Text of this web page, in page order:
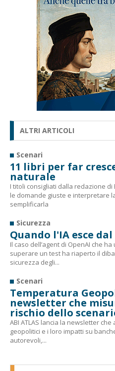
ALTRI ARTICOLI
Scenari
11 libri per far
naturale
I titoli consigliati dalla redazione
le domande giuste e interpretare
semplificarla
Sicurezza
Quando l'IA esce
Il caso dell’agent di OpenAI che
superare un test ha riaperto il
sicurezza degli...
Scenari
Temperatura
newsletter che
rischio dello
ABI ATLAS lancia la newsletter
geopolitici e i loro impatti su
autorevoli,...